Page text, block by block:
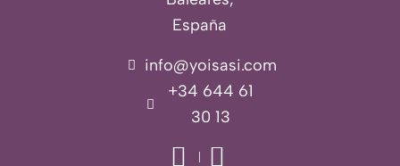
España
info@yoisasi.com
+34 644 61
30 13